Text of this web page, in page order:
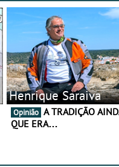
Henrique Saraiva
Opinião
QUE ERA…